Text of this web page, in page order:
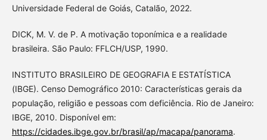
Universidade Federal de Goiás, Catalão, 2022.
DICK, M. V. de P. A motivação toponímica e a realidade
brasileira. São Paulo: FFLCH/USP, 1990.
INSTITUTO BRASILEIRO DE GEOGRAFIA E ESTATÍSTICA
(IBGE). Censo Demográfico 2010: Características gerais da
população, religião e pessoas com deficiência. Rio de Janeiro:
IBGE, 2010. Disponível em:
https://cidades.ibge.gov.br/brasil/ap/macapa/panorama.